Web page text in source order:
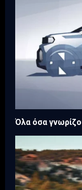
Όλα όσα